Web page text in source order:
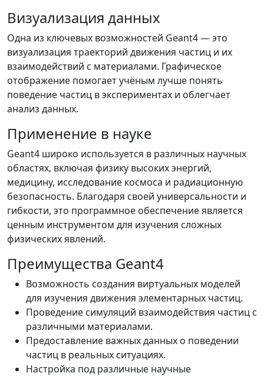
Визуализация данных
Одна из ключевых возможностей Geant4 — это
визуализация траекторий движения частиц и их
взаимодействий с материалами. Графическое
отображение помогает учёным лучше понять
поведение частиц в экспериментах и облегчает
анализ данных.
Применение в науке
Geant4 широко используется в различных научных
областях, включая физику высоких энергий,
медицину, исследование космоса и радиационную
безопасность. Благодаря своей универсальности и
гибкости, это программное обеспечение является
ценным инструментом для изучения сложных
физических явлений.
Преимущества Geant4
Возможность создания виртуальных моделей
для изучения движения элементарных частиц.
Проведение симуляций взаимодействия частиц с
различными материалами.
Предоставление важных данных о поведении
частиц в реальных ситуациях.
Настройка под различные научные